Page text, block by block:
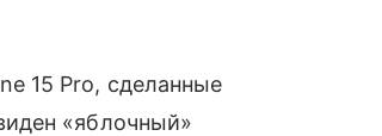
15 Pro, сделанные
«яблочный»